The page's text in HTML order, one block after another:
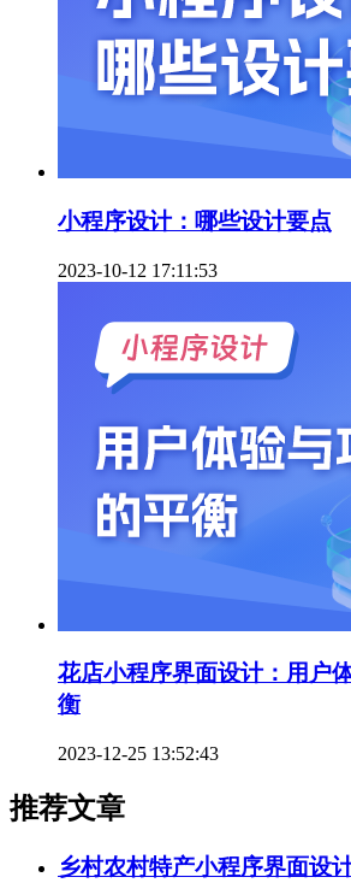
小程序设计：哪些设计要点
2023-10-12 17:11:53
花店小程序界面设计：用户
衡
2023-12-25 13:52:43
推荐文章
乡村农村特产小程序界面设